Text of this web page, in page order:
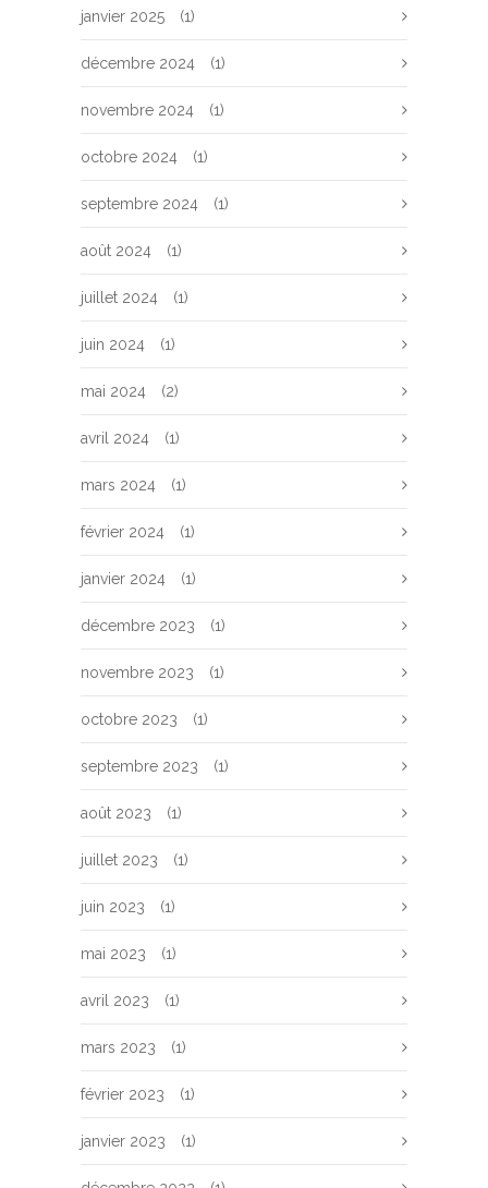
janvier 2025 (1)
décembre 2024 (1)
novembre 2024 (1)
octobre 2024 (1)
septembre 2024 (1)
août 2024 (1)
juillet 2024 (1)
juin 2024 (1)
mai 2024 (2)
avril 2024 (1)
mars 2024 (1)
février 2024 (1)
janvier 2024 (1)
décembre 2023 (1)
novembre 2023 (1)
octobre 2023 (1)
septembre 2023 (1)
août 2023 (1)
juillet 2023 (1)
juin 2023 (1)
mai 2023 (1)
avril 2023 (1)
mars 2023 (1)
février 2023 (1)
janvier 2023 (1)